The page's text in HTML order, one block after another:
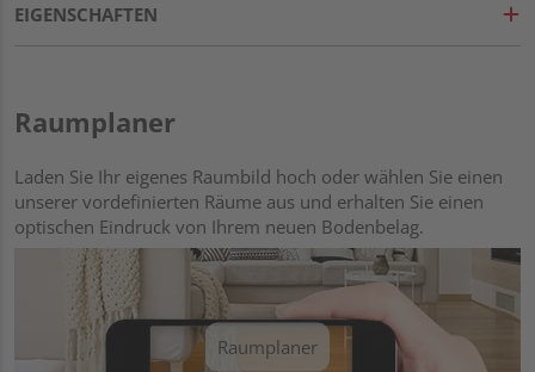
EIGENSCHAFTEN
Raumplaner
Laden Sie Ihr eigenes Raumbild hoch oder wählen Sie einen
unserer vordefinierten Räume aus und erhalten Sie einen
optischen Eindruck von Ihrem neuen Bodenbelag.
Raumplaner